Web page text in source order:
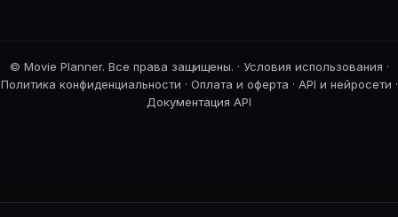
© Movie Planner. Все права защищены. · Условия использования ·
Политика конфиденциальности · Оплата и оферта · API и нейросети ·
Документация API